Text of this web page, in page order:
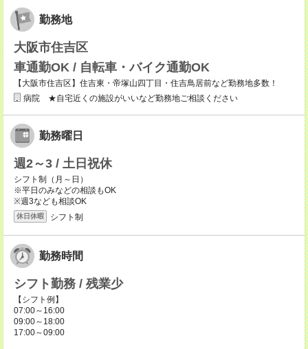
勤務地
大阪市住吉区
車通勤OK / 自転車・バイク通勤OK
【大阪市住吉区】住吉東・帝塚山四丁目・住吉鳥居前など勤務地多数！
病院 ★自宅近くの施設がいいなど勤務地ご相談ください
勤務曜日
週2～3 / 土日祝休
シフト制（月～日）
※平日のみなどの相談もOK
※週3なども相談OK
休日休暇 シフト制
勤務時間
シフト勤務 / 残業少
【シフト例】
07:00～16:00
09:00～18:00
17:00～09:00